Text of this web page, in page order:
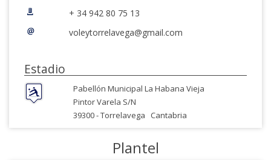
+ 34 942 80 75 13
voleytorrelavega@gmail.com
Estadio
Pabellón Municipal La Habana Vieja
Pintor Varela S/N
39300 -Torrelavega Cantabria
Plantel